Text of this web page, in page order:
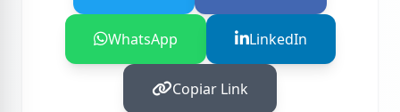
WhatsApp LinkedIn
Copiar Link